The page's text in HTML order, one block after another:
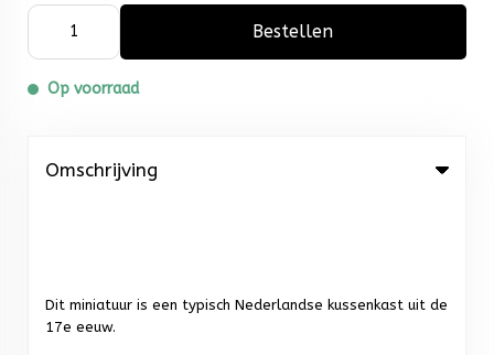
Bestellen
Op voorraad
Omschrijving
Dit miniatuur is een typisch Nederlandse kussenkast uit de
17e eeuw.